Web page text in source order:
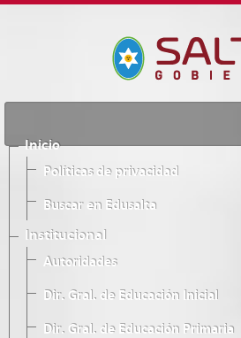
Inicio
Políticas de privacidad
Buscar en Edusalta
Institucional
Autoridades
Dir. Gral. de Educación Inicial
Dir. Gral. de Educación Primaria